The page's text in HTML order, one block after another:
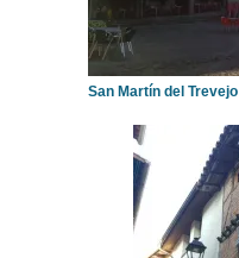
San Martín del Trevejo